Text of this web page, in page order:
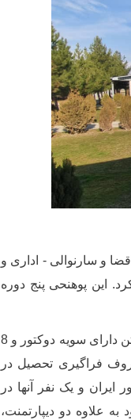
و سارنوالی - اداری و
به فعالیت آغاز کرد. این پوهنحی پنج دوره
پوهنحی مذکور در حال حاضر دارای 9تن کادر علمی می­باشد که از این میان تعداد 1 یک تن دارای سویه دوکتور و 8
از میان استادان یادشده، 1 آنها فعلا مصروف فراگیری تحصیل در
و یک نفر آنها در
علاوه دو دیپارتمنت،